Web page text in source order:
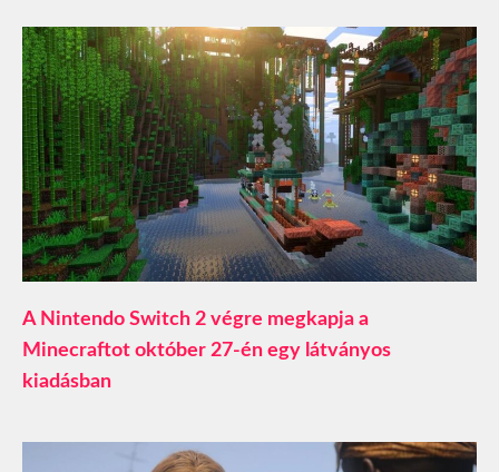
A Nintendo Switch 2 végre megkapja a
Minecraftot október 27-én egy látványos
kiadásban